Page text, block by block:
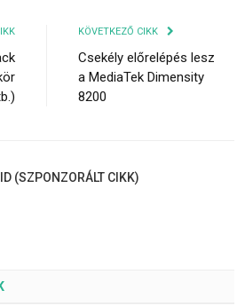
KÖVETKEZŐ CIKK
Csekély előrelépés lesz
a MediaTek Dimensity
8200
(SZPONZORÁLT CIKK)